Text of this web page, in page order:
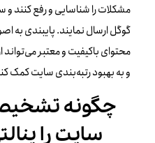
مشکلات را شناسایی و رفع کنند
گوگل ارسال نمایند. پایبندی به
محتوای باکیفیت و معتبر می‌تواند
و به بهبود رتبه‌بندی سایت کمک
چگونه
سایت را